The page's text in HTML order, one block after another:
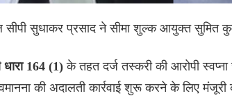
सुधाकर प्रसाद ने सीमा शुल्क आयुक्त सुमित
धारा 164 (1)के तहत दर्ज तस्करी की आरोपी
की अदालती कार्रवाई शुरू करने के लिए मंजूरी